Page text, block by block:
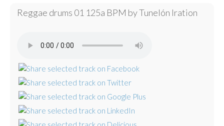
Reggae drums 01 125a BPM by Tunelón Iration